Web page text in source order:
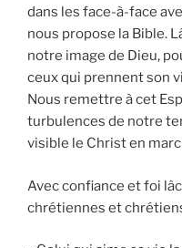
dans les face-à-face
nous propose la Bible.
notre image de Dieu,
ceux qui prennent son
Nous remettre à cet
turbulences de notre
visible le Christ en
Avec confiance et foi
chrétiennes et